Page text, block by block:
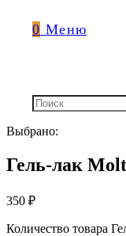
0 Меню
Выбрано:
Гель-лак
350 ₽
Количество товара